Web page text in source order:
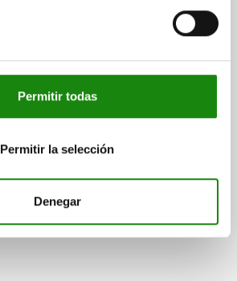
Permitir todas
Permitir la selección
Denegar